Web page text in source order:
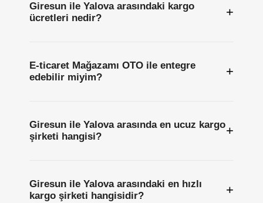
Giresun ile Yalova arasındaki kargo
ücretleri nedir?
+
E-ticaret Mağazamı OTO ile entegre
edebilir miyim?
+
Giresun ile Yalova arasında en ucuz kargo
şirketi hangisi?
+
Giresun ile Yalova arasındaki en hızlı
kargo şirketi hangisidir?
+